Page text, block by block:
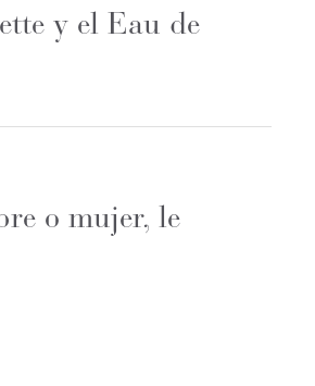
y el Eau de
o mujer, le